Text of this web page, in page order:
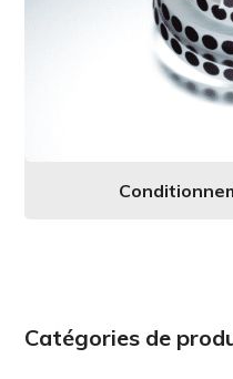
Catégories de